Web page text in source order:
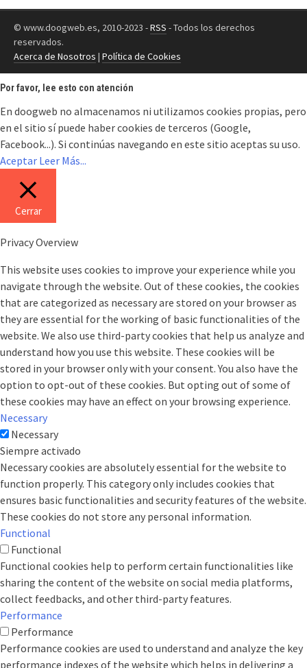
© www.doogweb.es, 2010-2023 -RSS - Todos los derechos
reservados.
Acerca de Nosotros | Política de Cookies
Por favor, lee esto con atención
En doogweb no almacenamos ni utilizamos cookies propias, pero
en el sitio sí puede haber cookies de terceros (Google,
Facebook...). Si continúas navegando en este sitio aceptas su uso.
Aceptar Leer Más...
Cerrar
Privacy Overview
This website uses cookies to improve your experience while you
navigate through the website. Out of these cookies, the cookies
that are categorized as necessary are stored on your browser as
they are essential for the working of basic functionalities of the
website. We also use third-party cookies that help us analyze and
understand how you use this website. These cookies will be
stored in your browser only with your consent. You also have the
option to opt-out of these cookies. But opting out of some of
these cookies may have an effect on your browsing experience.
Necessary
Necessary
Siempre activado
Necessary cookies are absolutely essential for the website to
function properly. This category only includes cookies that
ensures basic functionalities and security features of the website.
These cookies do not store any personal information.
Functional
Functional
Functional cookies help to perform certain functionalities like
sharing the content of the website on social media platforms,
collect feedbacks, and other third-party features.
Performance
Performance
Performance cookies are used to understand and analyze the key
performance indexes of the website which helps in delivering a